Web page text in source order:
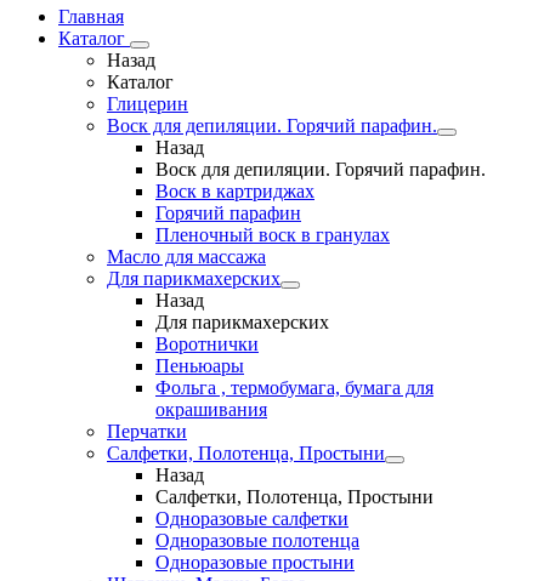
Главная
Каталог
Назад
Каталог
Глицерин
Воск для депиляции. Горячий парафин.
Назад
Воск для депиляции. Горячий парафин.
Воск в картриджах
Горячий парафин
Пленочный воск в гранулах
Масло для массажа
Для парикмахерских
Назад
Для парикмахерских
Воротнички
Пеньюары
Фольга , термобумага, бумага для
окрашивания
Перчатки
Салфетки, Полотенца, Простыни
Назад
Салфетки, Полотенца, Простыни
Одноразовые салфетки
Одноразовые полотенца
Одноразовые простыни